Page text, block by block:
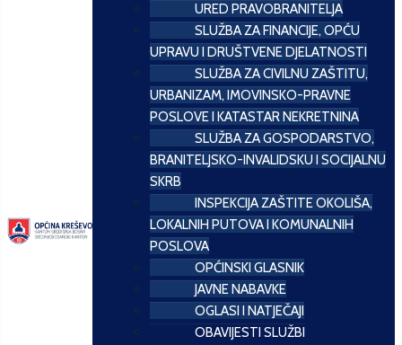
URED PRAVOBRANITELJA
SLUŽBA ZA FINANCIJE, OPĆU
UPRAVU I DRUŠTVENE DJELATNOSTI
SLUŽBA ZA CIVILNU ZAŠTITU,
URBANIZAM, IMOVINSKO-PRAVNE
POSLOVE I KATASTAR NEKRETNINA
SLUŽBA ZA GOSPODARSTVO,
BRANITELJSKO-INVALIDSKU I SOCIJALNU
SKRB
INSPEKCIJA ZAŠTITE OKOLIŠA,
LOKALNIH PUTOVA I KOMUNALNIH
POSLOVA
OPĆINSKI GLASNIK
JAVNE NABAVKE
OGLASI I NATJEČAJI
OBAVIJESTI SLUŽBI